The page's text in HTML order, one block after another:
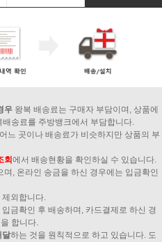
우 왕복 배송료는 구매자 부담이며, 상품에
송료를 주방뱅크에서 부담합니다.
느 곳이나 배송료가 비슷하지만 상품의 부
회 에서 배송현황을 확인하실 수 있습니다.
며, 온라인 송금을 하신 경우에는 입금확인
외합니다.
금확인 후 배송하며, 카드결제로 하신 경
합니다.
달하는 것을 원칙적으로 하고 있습니다. 도